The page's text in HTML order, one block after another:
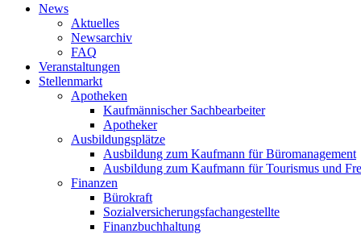
News
Aktuelles
Newsarchiv
FAQ
Veranstaltungen
Stellenmarkt
Apotheken
Kaufmännischer Sachbearbeiter
Apotheker
Ausbildungsplätze
Ausbildung zum Kaufmann für Büromanagement
Ausbildung zum Kaufmann für Tourismus und
Finanzen
Bürokraft
Sozialversicherungsfachangestellte
Finanzbuchhaltung